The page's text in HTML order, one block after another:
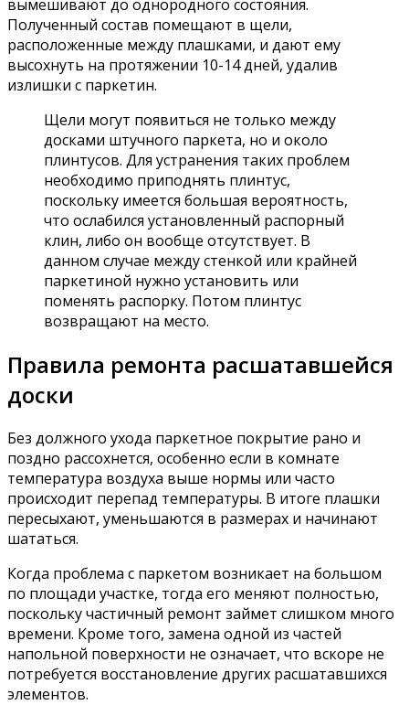
вымешивают до однородного состояния.
Полученный состав помещают в щели,
расположенные между плашками, и дают ему
высохнуть на протяжении 10-14 дней, удалив
излишки с паркетин.
Щели могут появиться не только между
досками штучного паркета, но и около
плинтусов. Для устранения таких проблем
необходимо приподнять плинтус,
поскольку имеется большая вероятность,
что ослабился установленный распорный
клин, либо он вообще отсутствует. В
данном случае между стенкой или крайней
паркетиной нужно установить или
поменять распорку. Потом плинтус
возвращают на место.
Правила ремонта расшатавшейся
доски
Без должного ухода паркетное покрытие рано и
поздно рассохнется, особенно если в комнате
температура воздуха выше нормы или часто
происходит перепад температуры. В итоге плашки
пересыхают, уменьшаются в размерах и начинают
шататься.
Когда проблема с паркетом возникает на большом
по площади участке, тогда его меняют полностью,
поскольку частичный ремонт займет слишком много
времени. Кроме того, замена одной из частей
напольной поверхности не означает, что вскоре не
потребуется восстановление других расшатавшихся
элементов.